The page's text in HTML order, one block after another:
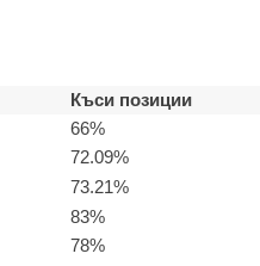
Къси позиции
66%
72.09%
73.21%
83%
78%